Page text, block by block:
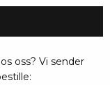
oss? Vi sender